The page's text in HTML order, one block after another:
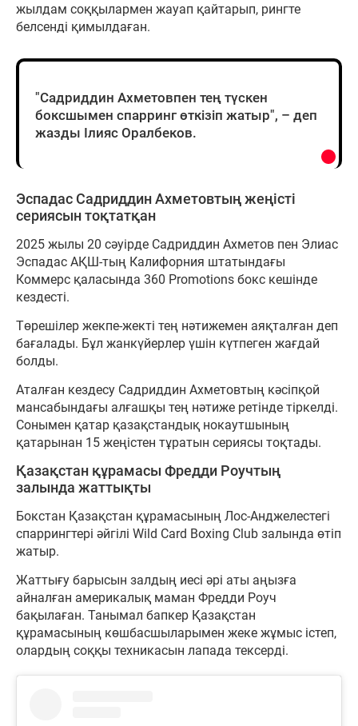
жылдам соққылармен жауап қайтарып, рингте
белсенді қимылдаған.
"Садриддин Ахметовпен тең түскен
боксшымен спарринг өткізіп жатыр", – деп
жазды Ілияс Оралбеков.
Эспадас Садриддин Ахметовтың жеңісті
сериясын тоқтатқан
2025 жылы 20 сәуірде Садриддин Ахметов пен Элиас
Эспадас АҚШ-тың Калифорния штатындағы
Коммерс қаласында 360 Promotions бокс кешінде
кездесті.
Төрешілер жекпе-жекті тең нәтижемен аяқталған деп
бағалады. Бұл жанкүйерлер үшін күтпеген жағдай
болды.
Аталған кездесу Садриддин Ахметовтың кәсіпқой
мансабындағы алғашқы тең нәтиже ретінде тіркелді.
Сонымен қатар қазақстандық нокаутшының
қатарынан 15 жеңістен тұратын сериясы тоқтады.
Қазақстан құрамасы Фредди Роучтың
залында жаттықты
Бокстан Қазақстан құрамасының Лос-Анджелестегі
спаррингтері әйгілі Wild Card Boxing Club залында өтіп
жатыр.
Жаттығу барысын залдың иесі әрі аты аңызға
айналған америкалық маман Фредди Роуч
бақылаған. Танымал бапкер Қазақстан
құрамасының көшбасшыларымен жеке жұмыс істеп,
олардың соққы техникасын лапада тексерді.